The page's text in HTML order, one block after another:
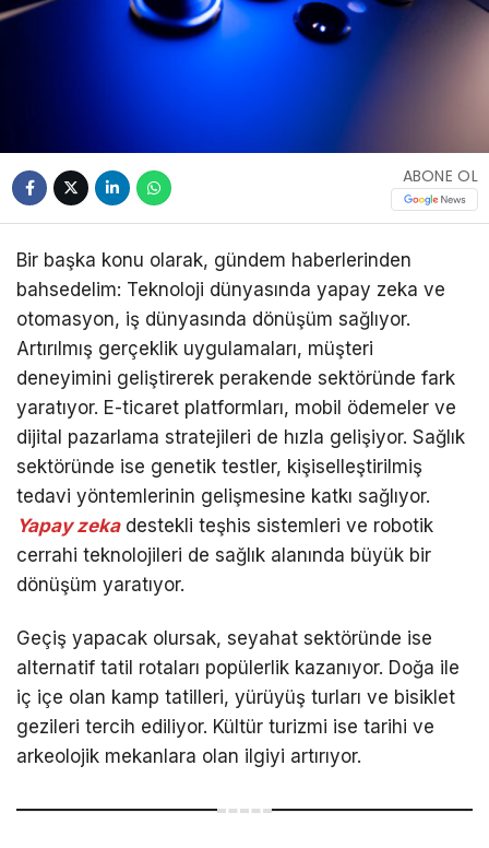
ABONE OL
Bir başka konu olarak, gündem haberlerinden
bahsedelim: Teknoloji dünyasında yapay zeka ve
otomasyon, iş dünyasında dönüşüm sağlıyor.
Artırılmış gerçeklik uygulamaları, müşteri
deneyimini geliştirerek perakende sektöründe fark
yaratıyor. E-ticaret platformları, mobil ödemeler ve
dijital pazarlama stratejileri de hızla gelişiyor. Sağlık
sektöründe ise genetik testler, kişiselleştirilmiş
tedavi yöntemlerinin gelişmesine katkı sağlıyor.
Yapay zekadestekli teşhis sistemleri ve robotik
cerrahi teknolojileri de sağlık alanında büyük bir
dönüşüm yaratıyor.
Geçiş yapacak olursak, seyahat sektöründe ise
alternatif tatil rotaları popülerlik kazanıyor. Doğa ile
iç içe olan kamp tatilleri, yürüyüş turları ve bisiklet
gezileri tercih ediliyor. Kültür turizmi ise tarihi ve
arkeolojik mekanlara olan ilgiyi artırıyor.